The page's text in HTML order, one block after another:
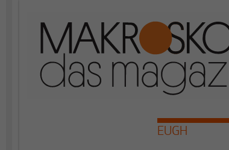
EUGH